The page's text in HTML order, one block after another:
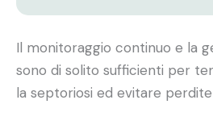
Il monitoraggio continuo e la
sono di solito sufficienti per
la septoriosi ed evitare